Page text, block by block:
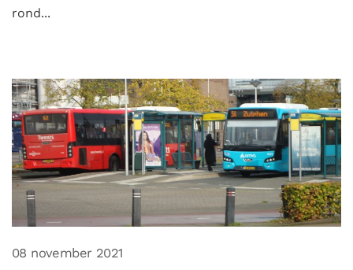
rond...
08 november 2021